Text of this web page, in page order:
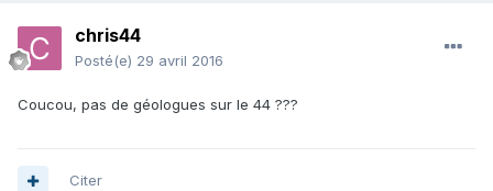
chris44
Posté(e) 29 avril 2016
Coucou, pas de géologues sur le 44 ???
Citer